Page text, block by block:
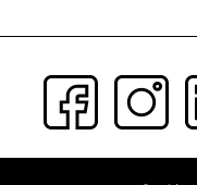
Subscribe to